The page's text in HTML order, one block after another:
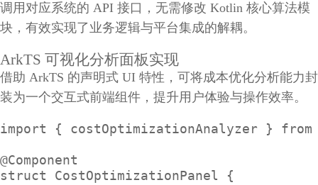
调用对应系统的 API 接口，无需修改 Kotlin 核心算法模
块，有效实现了业务逻辑与平台集成的解耦。
ArkTS 可视化分析面板实现
借助 ArkTS 的声明式 UI 特性，可将成本优化分析能力封
装为一个交互式前端组件，提升用户体验与操作效率。
import { costOptimizationAnalyzer }
@Component
struct CostOptimizationPanel {